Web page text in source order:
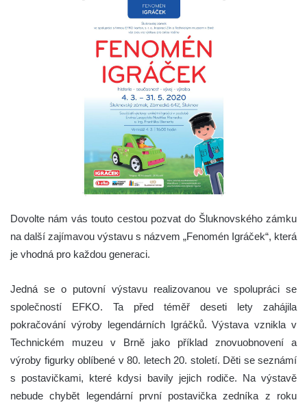
Dovolte nám vás touto cestou pozvat do Šluknovského zámku
na další zajímavou výstavu s názvem „Fenomén Igráček“, která
je vhodná pro každou generaci.
Jedná se o putovní výstavu realizovanou ve spolupráci se
společností EFKO. Ta před téměř deseti lety zahájila
pokračování výroby legendárních Igráčků. Výstava vznikla v
Technickém muzeu v Brně jako příklad znovuobnovení a
výroby figurky oblíbené v 80. letech 20. století. Děti se seznámí
s postavičkami, které kdysi bavily jejich rodiče. Na výstavě
nebude chybět legendární první postavička zedníka z roku